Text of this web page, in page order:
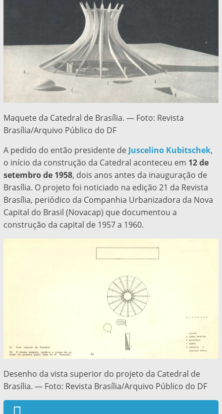
Maquete da Catedral de Brasília. — Foto: Revista
Brasília/Arquivo Público do DF
A pedido do então presidente de Juscelino Kubitschek,
o início da construção da Catedral aconteceu em 12 de
setembro de 1958, dois anos antes da inauguração de
Brasília. O projeto foi noticiado na edição 21 da Revista
Brasília, periódico da Companhia Urbanizadora da Nova
Capital do Brasil (Novacap) que documentou a
construção da capital de 1957 a 1960.
Desenho da vista superior do projeto da Catedral de
Brasília. — Foto: Revista Brasília/Arquivo Público do DF